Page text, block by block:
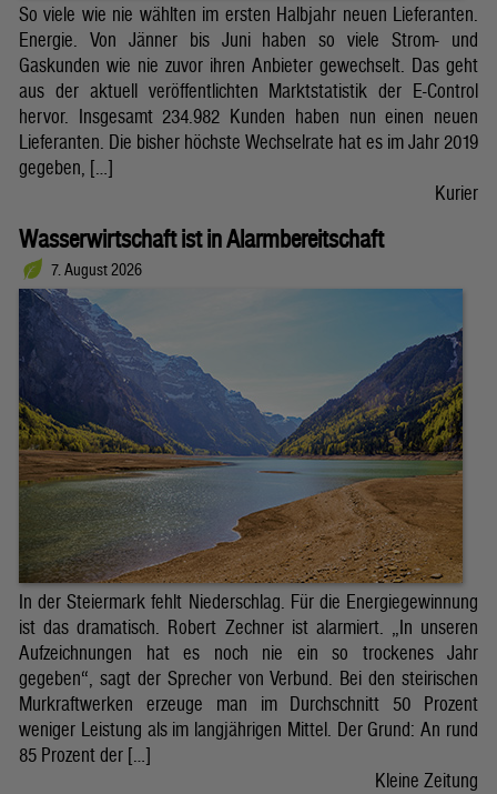
So viele wie nie wählten im ersten Halbjahr neuen Lieferanten.
Energie. Von Jänner bis Juni haben so viele Strom- und
Gaskunden wie nie zuvor ihren Anbieter gewechselt. Das geht
aus der aktuell veröffentlichten Marktstatistik der E-Control
hervor. Insgesamt 234.982 Kunden haben nun einen neuen
Lieferanten. Die bisher höchste Wechselrate hat es im Jahr 2019
gegeben, […]
Kurier
Wasserwirtschaft ist in Alarmbereitschaft
7. August 2026
In der Steiermark fehlt Niederschlag. Für die Energiegewinnung
ist das dramatisch. Robert Zechner ist alarmiert. „In unseren
Aufzeichnungen hat es noch nie ein so trockenes Jahr
gegeben“, sagt der Sprecher von Verbund. Bei den steirischen
Murkraftwerken erzeuge man im Durchschnitt 50 Prozent
weniger Leistung als im langjährigen Mittel. Der Grund: An rund
85 Prozent der […]
Kleine Zeitung